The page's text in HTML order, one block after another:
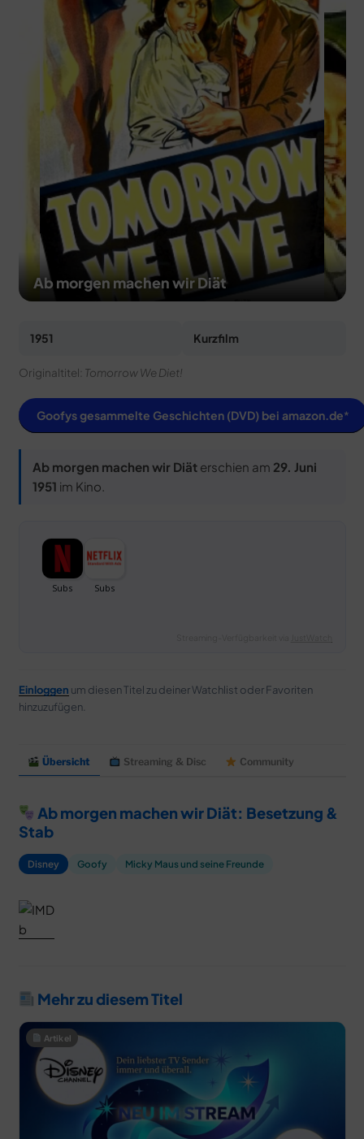
DEALS
MEIN HQ
50
Ab morgen machen wir Diät
1951 Kurzfilm
Originaltitel: Tomorrow We Diet!
Goofys gesammelte Geschichten (DVD) bei amazon.de
Ab morgen machen wir Diäterschien am 29. Juni
1951 im Kino.
Einloggen um diesen Titel zu deiner Watchlist oder Favoriten
hinzuzufügen.
Übersicht Streaming & Disc Community
Ab morgen machen wir Diät: Besetzung &
Stab
Disney Goofy Micky Maus und seine Freunde
Mehr zu diesem Titel
Artikel